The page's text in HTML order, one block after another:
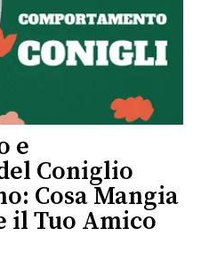
e
Coniglio
Cosa Mangia
il Tuo Amico